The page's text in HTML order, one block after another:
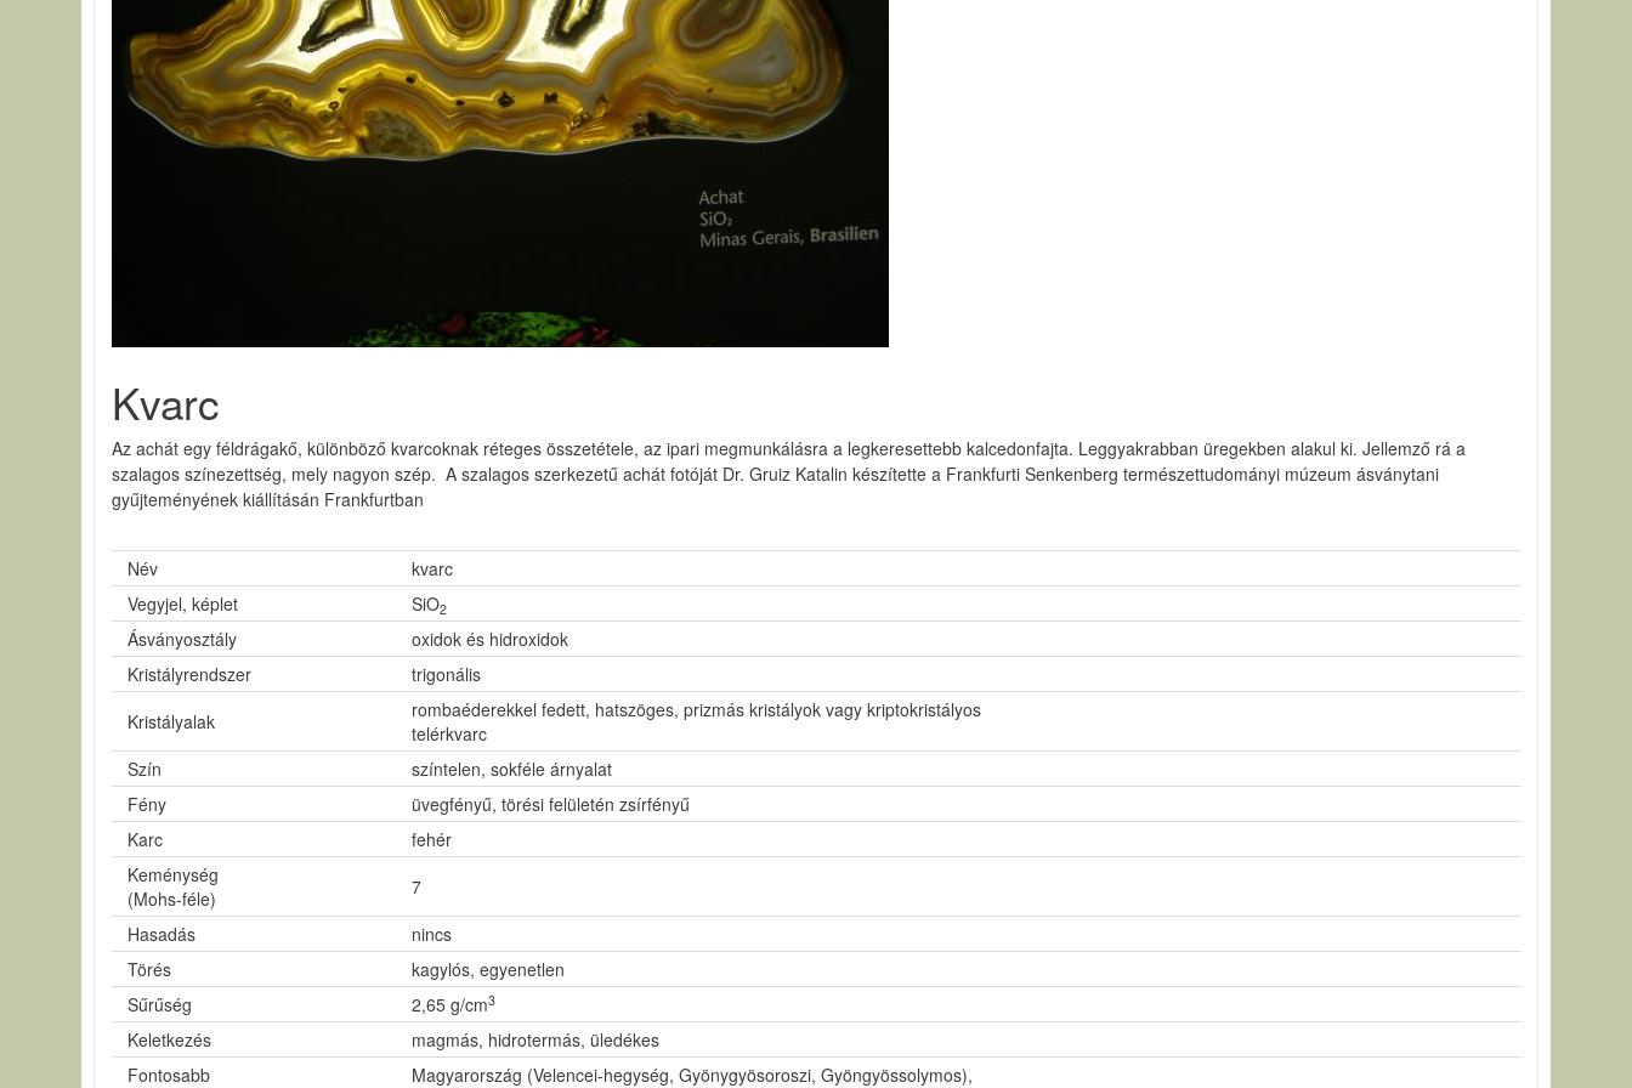
Kvarc
Az achát egy féldrágakő, különböző kvarcoknak réteges összetétele, az ipari megmunkálásra a legkeresettebb kalcedonfajta. Leggyakrabban üregekben alakul ki. Jellemző rá a
szalagos színezettség, mely nagyon szép. A szalagos szerkezetű achát fotóját Dr. Gruiz Katalin készítette a Frankfurti Senkenberg természettudományi múzeum ásványtani
gyűjteményének kiállításán Frankfurtban
Név
kvarc
Vegyjel, képlet
SiO2
Ásványosztály
oxidok és hidroxidok
Kristályrendszer
trigonális
Kristályalak
rombaéderekkel fedett, hatszöges, prizmás kristályok vagy kriptokristályos
telérkvarc
Szín
színtelen, sokféle árnyalat
Fény
üvegfényű, törési felületén zsírfényű
Karc
fehér
Keménység
(Mohs-féle)
7
Hasadás
nincs
Törés
kagylós, egyenetlen
Sűrűség
2,65 g/cm3
Keletkezés
magmás, hidrotermás, üledékes
Fontosabb
Magyarország (Velencei-hegység, Gyönygyösoroszi, Gyöngyössolymos),